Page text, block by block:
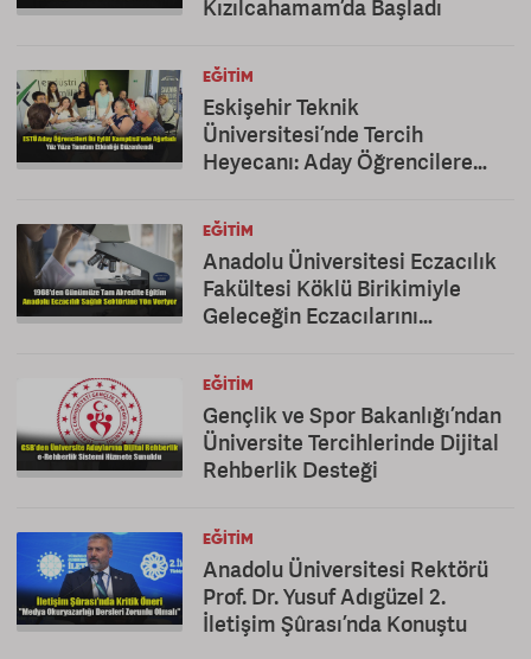
Kızılcahamam’da Başladı
EĞITIM
Eskişehir Teknik
Üniversitesi’nde Tercih
Heyecanı: Aday Öğrencilere
EĞITIM
Anadolu Üniversitesi Eczacılık
Fakültesi Köklü Birikimiyle
Geleceğin Eczacılarını
EĞITIM
Gençlik ve Spor Bakanlığı’ndan
Üniversite Tercihlerinde Dijital
Rehberlik Desteği
EĞITIM
Anadolu Üniversitesi Rektörü
Prof. Dr. Yusuf Adıgüzel 2.
İletişim Şûrası’nda Konuştu